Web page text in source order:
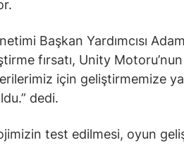
Başkan Yardımcısı
fırsatı, Unity
için geliştirmemize
dedi.
test edilmesi, oyun